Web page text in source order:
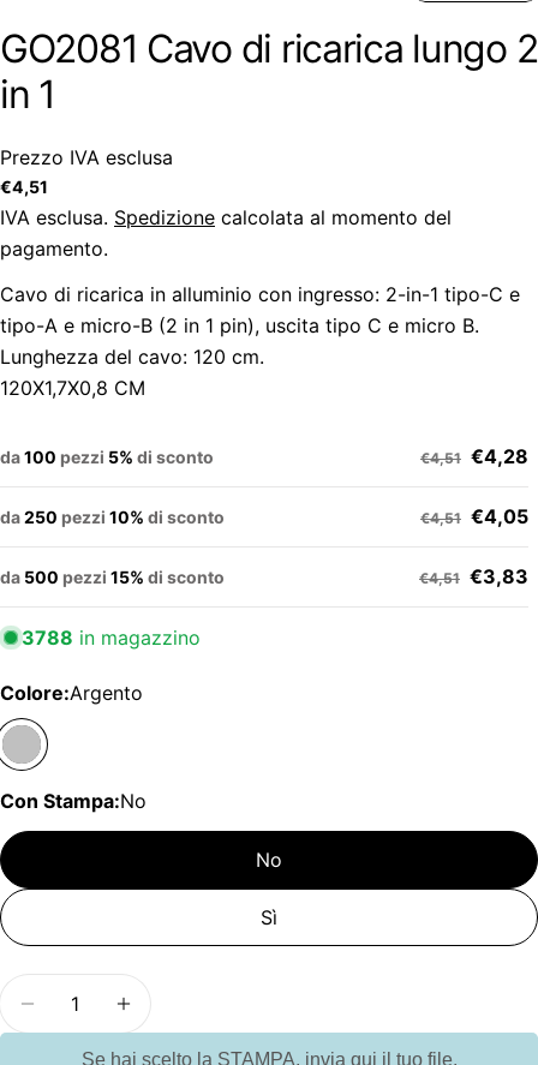
GO2081 Cavo di ricarica lungo 2
in 1
Prezzo IVA esclusa
Prezzo
regolare
€4,51
IVA esclusa. Spedizione calcolata al momento del
pagamento.
Cavo di ricarica in alluminio con ingresso: 2-in-1 tipo-C e
tipo-A e micro-B (2 in 1 pin), uscita tipo C e micro B.
Lunghezza del cavo: 120 cm.
120X1,7X0,8 CM
da100 pezzi 5% di sconto €4,51 €4,28
da250 pezzi 10% di sconto €4,51 €4,05
da 500 pezzi 15% di sconto €4,51 €3,83
3788 in magazzino
Colore:Argento
Con Stampa:No
No
Sì
Diminuisci la quantità per GO2081 Cavo di
Aumenta la quantità per GO2081 Cavo
Se hai scelto la STAMPA, invia qui il tuo file.